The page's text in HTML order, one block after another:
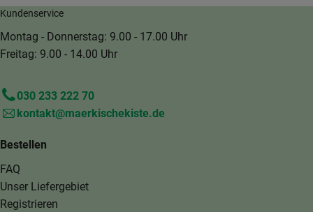
Kundenservice
Montag - Donnerstag: 9.00 - 17.00 Uhr
Freitag: 9.00 - 14.00 Uhr
030 233 222 70
kontakt@maerkischekiste.de
Bestellen
FAQ
Unser Liefergebiet
Registrieren